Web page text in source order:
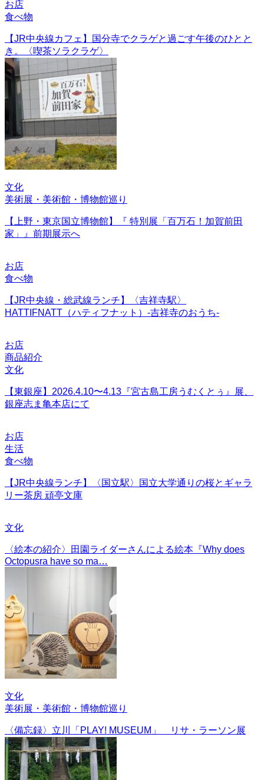
お店
食べ物
【JR中央線カフェ】国分寺でクラゲと過ごす午後のひとと
き。〈喫茶ソラクラゲ〉
文化
美術展・美術館・博物館巡り
【上野・東京国立博物館】『 特別展「百万石！加賀前田
家」』前期展示へ
お店
食べ物
【JR中央線・総武線ランチ】〈吉祥寺駅〉
HATTIFNATT（ハティフナット）-吉祥寺のおうち-
お店
商品紹介
文化
【東銀座】2026.4.10〜4.13『宮古島工房うむくとぅ』展、
銀座志ま亀本店にて
お店
生活
食べ物
【JR中央線ランチ】〈国立駅〉国立大学通りの桜とギャラ
リー茶房 頑亭文庫
文化
〈絵本の紹介〉田園ライダーさんによる絵本『Why does
Octopusra have so ma…
文化
美術展・美術館・博物館巡り
〈備忘録〉立川「PLAY! MUSEUM」 リサ・ラーソン展